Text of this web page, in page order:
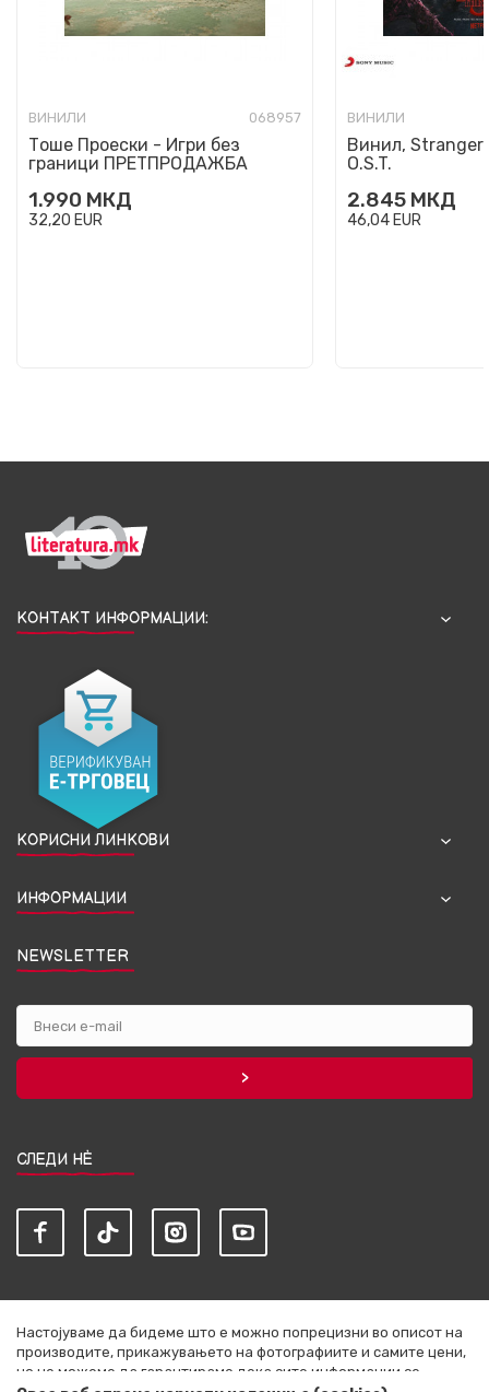
ВИНИЛИ 068957
Тоше Проески - Игри без
граници ПРЕТПРОДАЖБА
1.990 МКД
32,20 EUR
ВИНИЛИ
Винил, Stranger
O.S.T.
2.845 МКД
46,04EUR
КОНТАКТ ИНФОРМАЦИИ:
КОРИСНИ ЛИНКОВИ
ИНФОРМАЦИИ
NEWSLETTER
СЛЕДИ НЀ
Настојуваме да бидеме што е можно попрецизни во описот на
производите, прикажувањето на фотографиите и самите цени,
но не можеме да гарантираме дека сите информации се